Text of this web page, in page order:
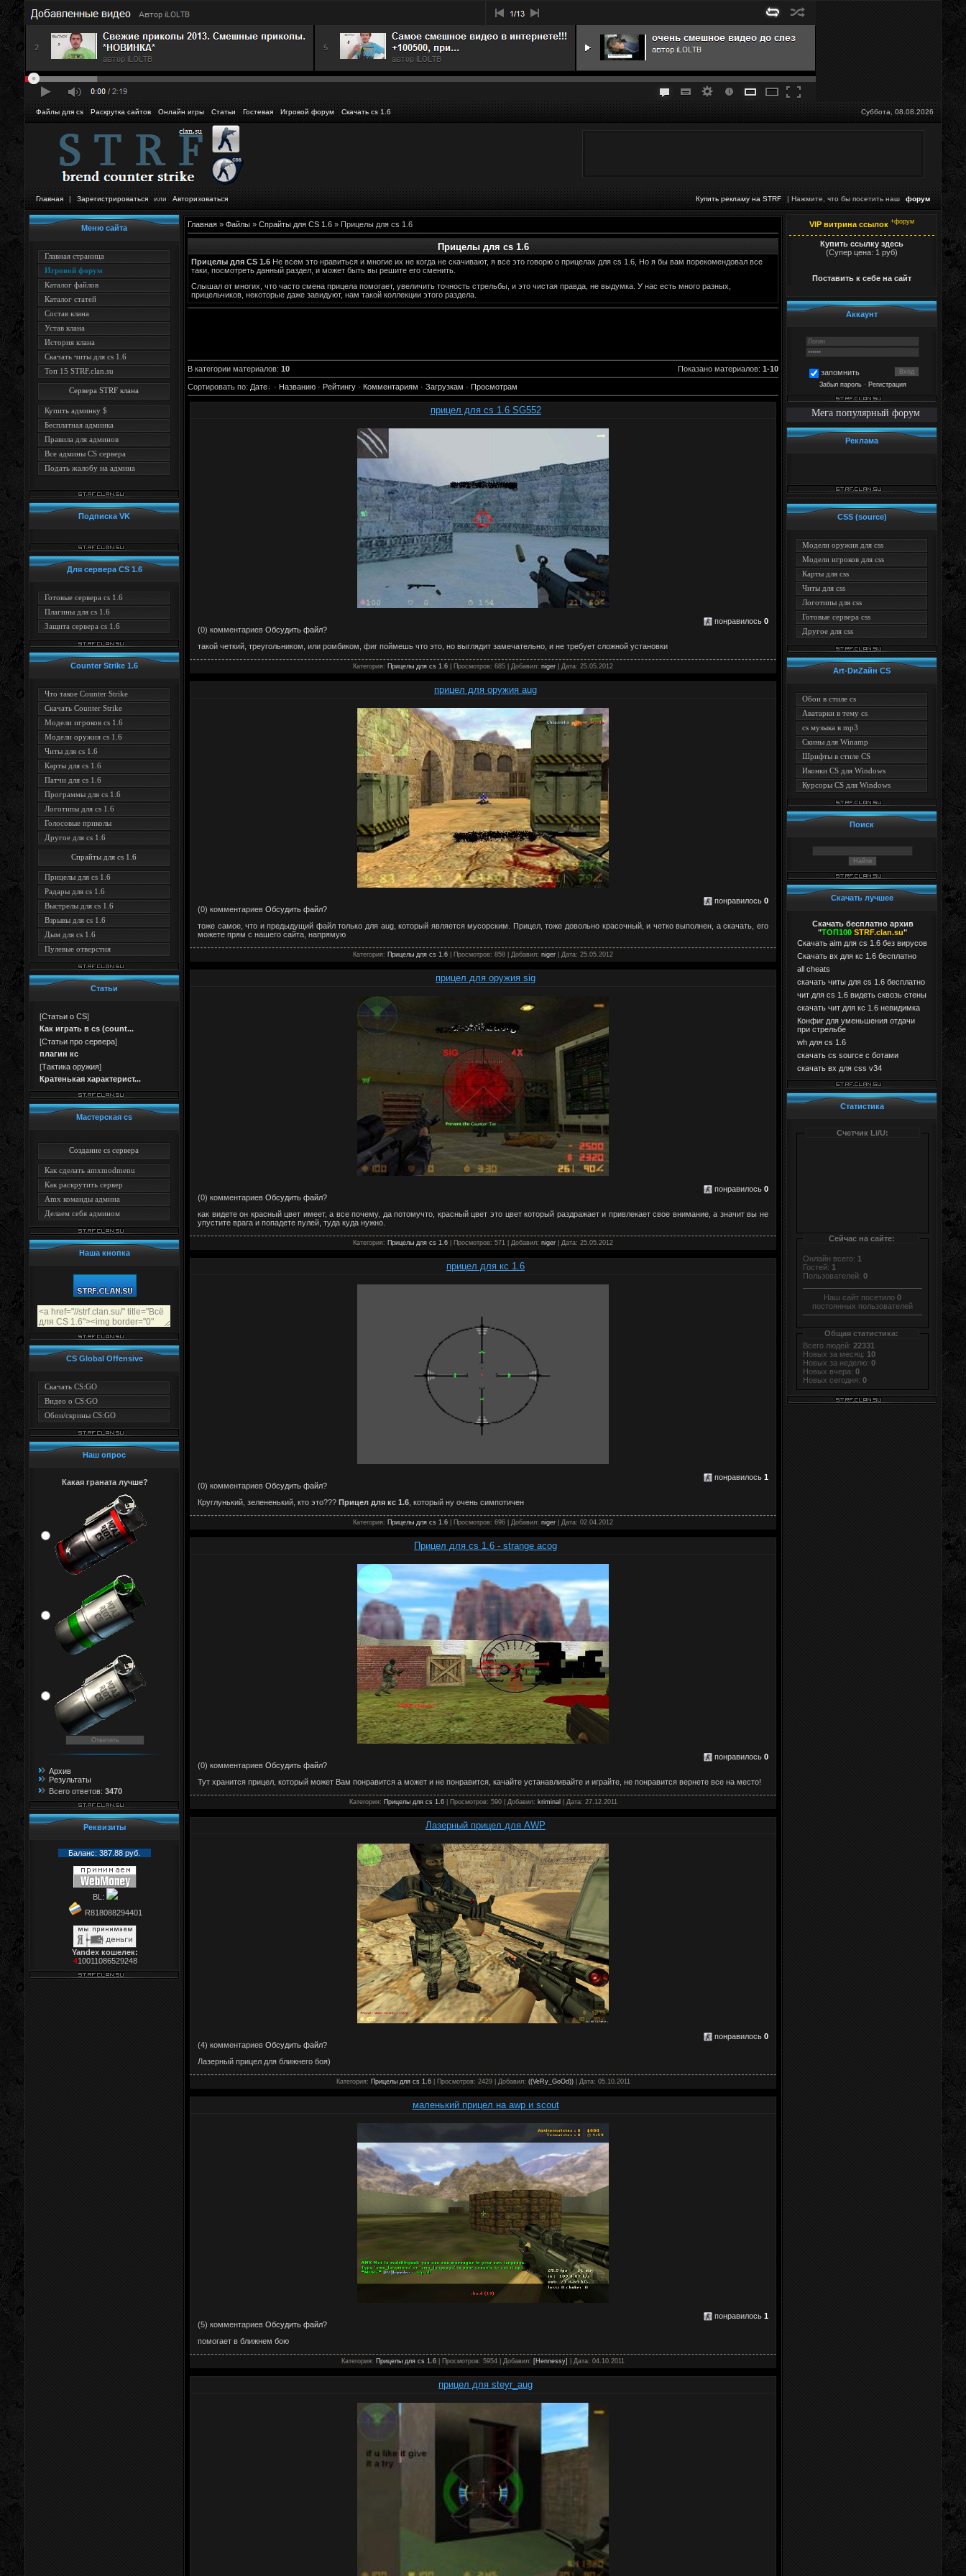
Файлы для cs Раскрутка сайтов Онлайн игры Статьи Гостевая Игровой форум Скачать cs 1.6 Суббота, 08.08.2026
Главная | Зарегистрироваться или Авторизоваться Купить рекламу на STRF | Нажмите, что бы посетить наш форум
Меню сайта
Главная страница
Игровой форум
Каталог файлов
Каталог статей
Состав клана
Устав клана
История клана
Скачать читы для cs 1.6
Топ 15 STRF.clan.su
Сервера STRF клана
Купить админку $
Бесплатная админка
Правила для админов
Все админы CS сервера
Подать жалобу на админа
Подписка VK
Для сервера CS 1.6
Готовые сервера cs 1.6
Плагины для cs 1.6
Защита сервера cs 1.6
Counter Strike 1.6
Что такое Counter Strike
Скачать Counter Strike
Модели игроков cs 1.6
Модели оружия cs 1.6
Читы для cs 1.6
Карты для cs 1.6
Патчи для cs 1.6
Программы для cs 1.6
Логотипы для cs 1.6
Голосовые приколы
Другое для cs 1.6
Спрайты для cs 1.6
Прицелы для cs 1.6
Радары для cs 1.6
Выстрелы для cs 1.6
Взрывы для cs 1.6
Дым для cs 1.6
Пулевые отверстия
Статьи
[Статьи о CS]
Как играть в cs (count...
[Статьи про сервера]
плагин кс
[Тактика оружия]
Кратенькая характерист...
Мастерская cs
Создание cs сервера
Как сделать amxmodmenu
Как раскрутить сервер
Amx команды админа
Делаем себя админом
Наша кнопка
CS Global Offensive
Скачать CS:GO
Видео о CS:GO
Обои/скрины CS:GO
Наш опрос
Какая граната лучше?
Архив
Результаты
Всего ответов: 3470
Реквизиты
Баланс: 387.88 руб.
BL:
R818088294401
Yandex кошелек:
410011086529248
Главная » Файлы » Спрайты для CS 1.6 » Прицелы для cs 1.6
Прицелы для cs 1.6
Прицелы для CS 1.6 Не всем это нравиться и многие их не когда не скачивают, я все это говорю о прицелах для cs 1.6, Но я бы вам порекомендовал все
таки, посмотреть данный раздел, и может быть вы решите его сменить.
Слышал от многих, что часто смена прицела помогает, увеличить точность стрельбы, и это чистая правда, не выдумка. У нас есть много разных,
прицельчиков, некоторые даже завидуют, нам такой коллекции этого раздела.
В категории материалов: 10 Показано материалов: 1-10
Сортировать по: Дате · Названию · Рейтингу · Комментариям · Загрузкам · Просмотрам
прицел для cs 1.6 SG552
понравилось 0
(0) комментариев Обсудить файл?
такой четкий, треугольником, или ромбиком, фиг поймешь что это, но выглядит замечательно, и не требует сложной установки
Категория: Прицелы для cs 1.6 | Просмотров: 685 | Добавил: niger | Дата: 25.05.2012
прицел для оружия aug
понравилось 0
(0) комментариев Обсудить файл?
тоже самое, что и предыдущий файл только для aug, который является мусорским. Прицел, тоже довольно красочный, и четко выполнен, а скачать, его
можете прям с нашего сайта, напрямую
Категория: Прицелы для cs 1.6 | Просмотров: 858 | Добавил: niger | Дата: 25.05.2012
прицел для оружия sig
понравилось 0
(0) комментариев Обсудить файл?
как видете он красный цвет имеет, а все почему, да потомучто, красный цвет это цвет который раздражает и привлекает свое внимание, а значит вы не
упустите врага и попадете пулей, туда куда нужно.
Категория: Прицелы для cs 1.6 | Просмотров: 571 | Добавил: niger | Дата: 25.05.2012
прицел для кс 1.6
понравилось 1
(0) комментариев Обсудить файл?
Круглунький, зелененький, кто это??? Прицел для кс 1.6 , который ну очень симпотичен
Категория: Прицелы для cs 1.6 | Просмотров: 696 | Добавил: niger | Дата: 02.04.2012
Прицел для cs 1.6 - strange acog
понравилось 0
(0) комментариев Обсудить файл?
Тут хранится прицел, который может Вам понравится а может и не понравится, качайте устанавливайте и играйте, не понравится вернете все на место!
Категория: Прицелы для cs 1.6| Просмотров: 590 | Добавил: kriminal | Дата: 27.12.2011
Лазерный прицел для AWP
понравилось 0
(4) комментариев Обсудить файл?
Лазерный прицел для ближнего боя)
Категория: Прицелы для cs 1.6| Просмотров: 2429 | Добавил: ((VeRy_GoOd))| Дата: 05.10.2011
маленький прицел на awp и scout
понравилось 1
(5) комментариев Обсудить файл?
помогает в ближнем бою
Категория: Прицелы для cs 1.6 | Просмотров: 5954 | Добавил: [Hennessy] | Дата: 04.10.2011
прицел для steyr_aug
VIP витрина ссылок +форум
Купить ссылку здесь
(Супер цена: 1 руб)
Поставить к себе на сайт
Аккаунт
запомнить
Забыл пароль· Регистрация
Мега популярный форум
Реклама
CSS (source)
Модели оружия для css
Модели игроков для css
Карты для css
Читы для css
Логотипы для css
Готовые сервера css
Другое для css
Art-DиZайн CS
Обои в стиле cs
Аватарки в тему cs
cs музыка в mp3
Скины для Winamp
Шрифты в стиле CS
Иконки CS для Windows
Курсоры CS для Windows
Поиск
Скачать лучшее
Скачать бесплатно архив
"ТОП100 STRF.clan.su"
Скачать aim для cs 1.6 без вирусов
Cкачать вх для кс 1.6 бесплатно
all cheats
скачать читы для cs 1.6 бесплатно
чит для cs 1.6 видеть сквозь стены
скачать чит для кс 1.6 невидимка
Конфиг для уменьшения отдачи
при стрельбе
wh для cs 1.6
скачать cs source с ботами
скачать вх для css v34
Статистика
Счетчик Li/U:
Сейчас на сайте:
Онлайн всего: 1
Гостей: 1
Пользователей: 0
Наш сайт посетило 0
постоянных пользователей
Общая статистика:
Всего людей: 22331
Новых за месяц: 10
Новых за неделю: 0
Новых вчера: 0
Новых сегодня: 0